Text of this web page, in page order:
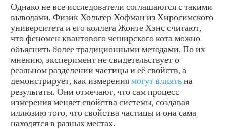
Однако не все исследователи соглашаются с такими
выводами. Физик Хольгер Хофман из Хиросимского
университета и его коллега Жонте Хэнс считают,
что феномен квантового чеширского кота можно
объяснить более традиционными методами. По их
мнению, эксперимент не свидетельствует о
реальном разделении частицы и её свойств, а
демонстрирует, как измерениямогут влиятьна
результаты. Они отмечают, что сам процесс
измерения меняет свойства системы, создавая
иллюзию того, что свойства частицы и она сама
находятся в разных местах.